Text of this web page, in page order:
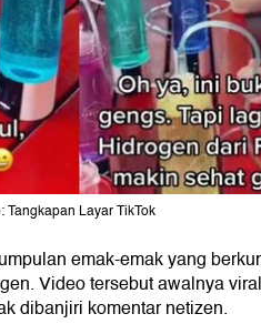
Layar TikTok
emak-emak yang
Video tersebut awalnya
dibanjiri komentar netizen.